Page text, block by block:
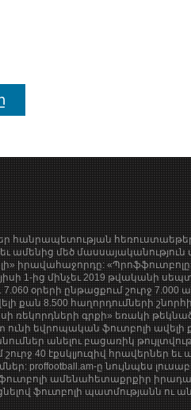
հանրապետության
ամենից մեծ մասսայականություն
իրավահաջորդը:
1-ից մինչեւ 2019 թվականի
օրերի ընթացքում շուրջ 7.000
քան 8.500 հաղորդումների
ռեկորդների գրքի» եռակի
ունի եվրոպական ֆուտբոլի ավելի
անելու բացառիկ
40 էքսկլյուզիվ հրավերներ եւ
proffootball.am-ը նույնպես
ամենահետաքրքիր
ֆուտբոլի պատմությանն ու